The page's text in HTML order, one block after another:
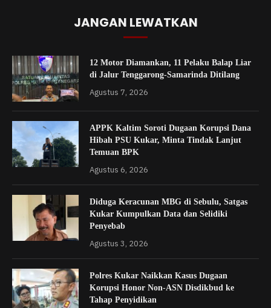
JANGAN LEWATKAN
12 Motor Diamankan, 11 Pelaku Balap Liar
di Jalur Tenggarong-Samarinda Ditilang
Agustus 7, 2026
APPK Kaltim Soroti Dugaan Korupsi Dana
Hibah PSU Kukar, Minta Tindak Lanjut
Temuan BPK
Agustus 6, 2026
Diduga Keracunan MBG di Sebulu, Satgas
Kukar Kumpulkan Data dan Selidiki
Penyebab
Agustus 3, 2026
Polres Kukar Naikkan Kasus Dugaan
Korupsi Honor Non-ASN Disdikbud ke
Tahap Penyidikan